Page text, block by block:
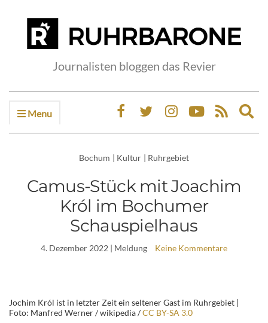
Journalisten bloggen das Revier
Menu
Bochum | Kultur | Ruhrgebiet
Camus-Stück mit Joachim
Król im Bochumer
Schauspielhaus
4. Dezember 2022 | Meldung Keine Kommentare
Jochim Król ist in letzter Zeit ein seltener Gast im Ruhrgebiet |
Foto: Manfred Werner / wikipedia /CC BY-SA 3.0